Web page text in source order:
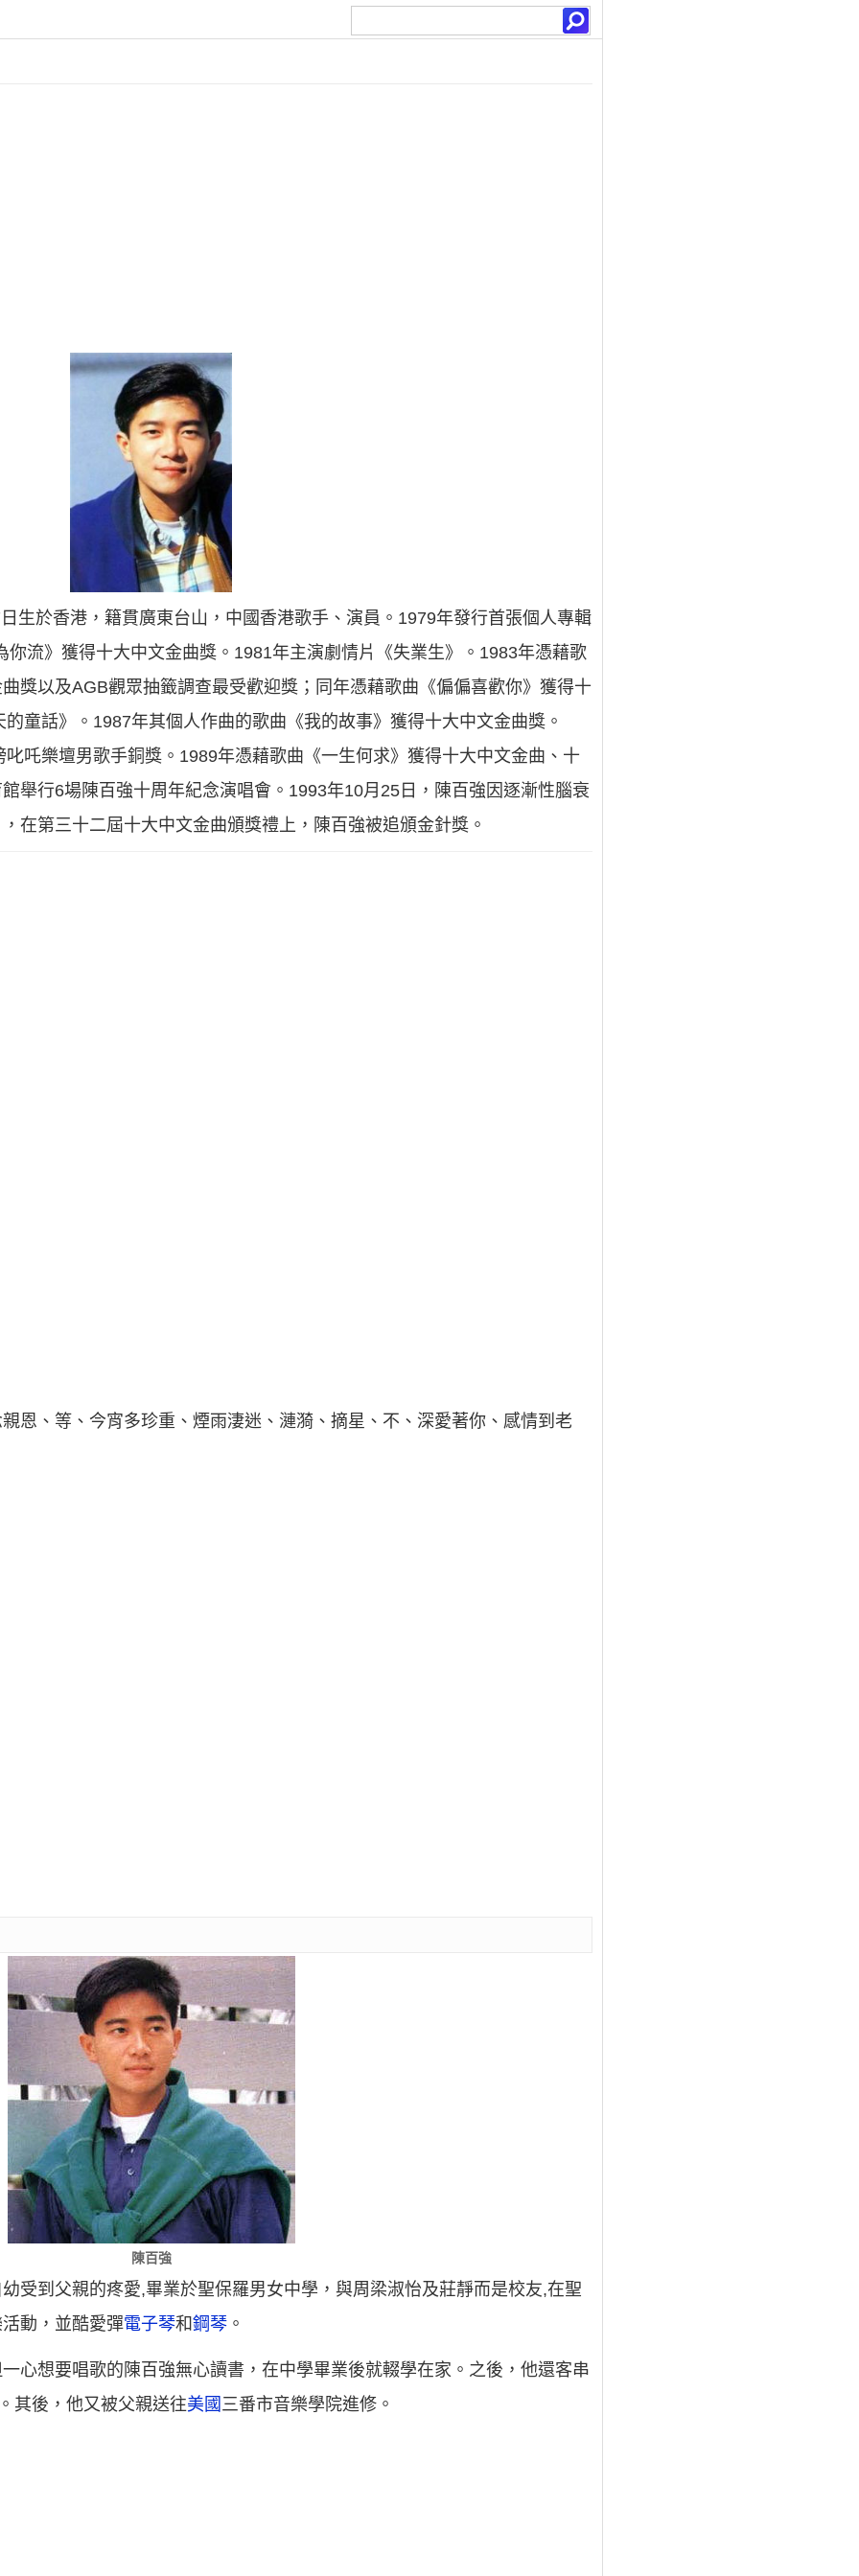
生於香港，籍貫廣東台山，中國香港歌手、演員。1979年發行首張個人專輯
流》獲得十大中文金曲獎。1981年主演劇情片《失業生》。1983年憑藉歌
獎以及AGB觀眾抽籤調查最受歡迎獎；同年憑藉歌曲《偏偏喜歡你》獲得十
童話》。1987年其個人作曲的歌曲《我的故事》獲得十大中文金曲獎。
吒樂壇男歌手銅獎。1989年憑藉歌曲《一生何求》獲得十大中文金曲、十
舉行6場陳百強十周年紀念演唱會。1993年10月25日，陳百強因逐漸性腦衰
在第三十二屆十大中文金曲頒獎禮上，陳百強被追頒金針獎。
恩、等、今宵多珍重、煙雨淒迷、漣漪、摘星、不、深愛著你、感情到老
陳百強
受到父親的疼愛,畢業於聖保羅男女中學，與周梁淑怡及莊靜而是校友,在聖
動，並酷愛彈電子琴和鋼琴 。
心想要唱歌的陳百強無心讀書，在中學畢業後就輟學在家。之後，他還客串
其後，他又被父親送往美國 三番市音樂學院進修。